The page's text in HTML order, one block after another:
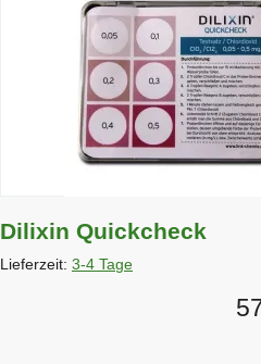
Dilixin Quickcheck
Lieferzeit: 3-4 Tage